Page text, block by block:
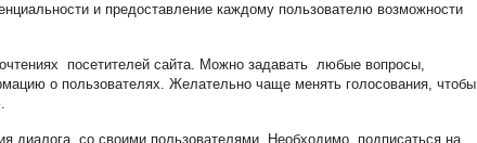
и предоставление каждому пользователю возможности
посетителей сайта. Можно задавать любые вопросы,
о пользователях. Желательно чаще менять голосования, чтобы
диалога со своими пользователями. Необходимо подписаться на